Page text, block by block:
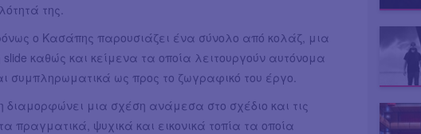
της.
ο Κασάπης παρουσιάζει ένα σύνολο από κολάζ, μια
slide καθώς και κείμενα τα οποία λειτουργούν αυτόνομα
συμπληρωματικά ως προς το ζωγραφικό του έργο.
διαμορφώνει μια σχέση ανάμεσα στο σχέδιο και τις
πραγματικά, ψυχικά και εικονικά τοπία τα οποία